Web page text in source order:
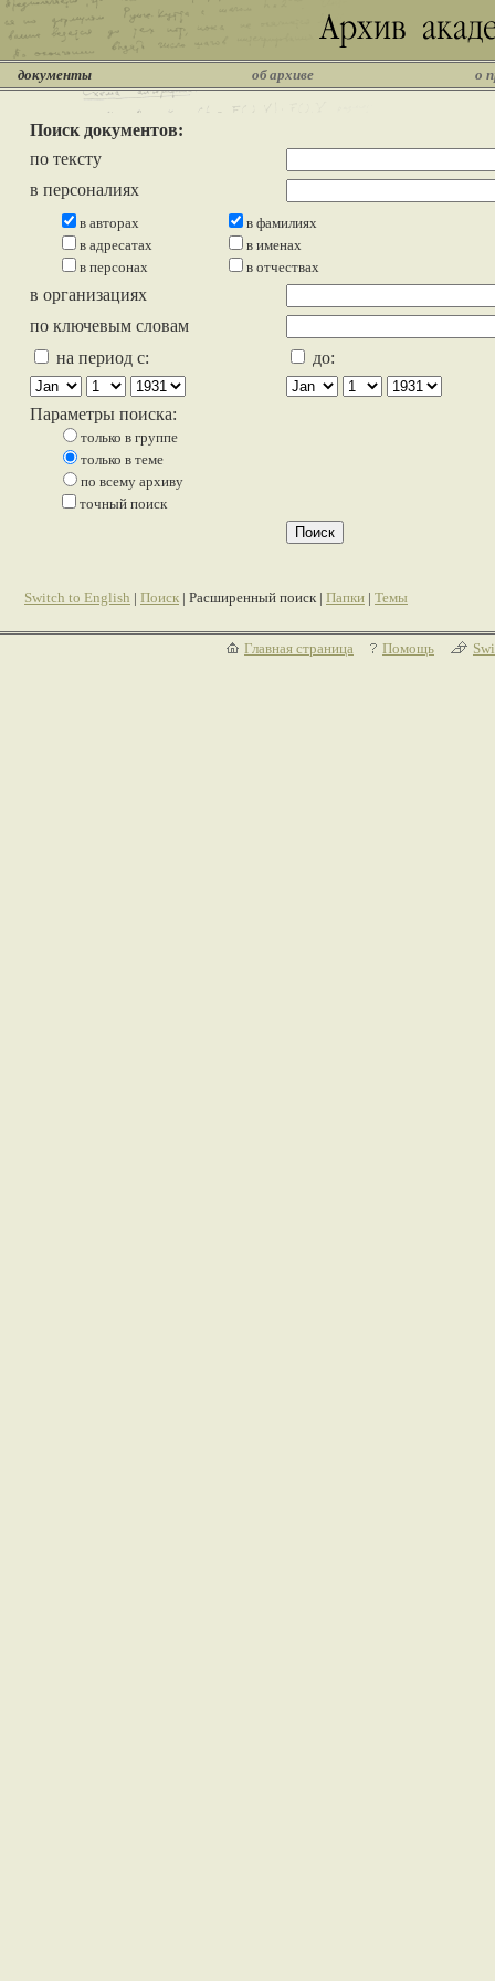
документы об архиве о
Поиск документов:
по тексту
в персоналиях
в авторах
в адресатах
в персонах
в фамилиях
в именах
в отчествах
в организациях
по ключевым словам
на период с:
до:
Параметры поиска:
только в группе
только в теме
по всему архиву
точный поиск
Switch to English | Поиск | Расширенный поиск | Папки | Темы
Главная страница Помощь